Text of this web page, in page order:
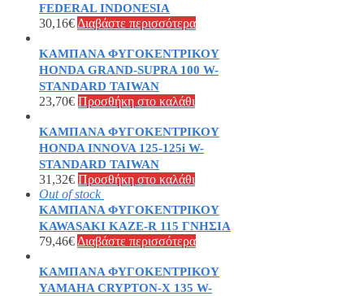
FEDERAL INDONESIA
30,16€ Διαβάστε περισσότερα
ΚΑΜΠΑΝΑ ΦΥΓΟΚΕΝΤΡΙΚΟΥ
HONDA GRAND-SUPRA 100 W-
STANDARD TAIWAN
23,70€ Προσθήκη στο καλάθι
ΚΑΜΠΑΝΑ ΦΥΓΟΚΕΝΤΡΙΚΟΥ
HONDA INNOVA 125-125i W-
STANDARD TAIWAN
31,32€ Προσθήκη στο καλάθι
Out of stock
ΚΑΜΠΑΝΑ ΦΥΓΟΚΕΝΤΡΙΚΟΥ
KAWASAKI KAZE-R 115 ΓΝΗΣΙΑ
79,46€ Διαβάστε περισσότερα
ΚΑΜΠΑΝΑ ΦΥΓΟΚΕΝΤΡΙΚΟΥ
YAMAHA CRYPTON-X 135 W-